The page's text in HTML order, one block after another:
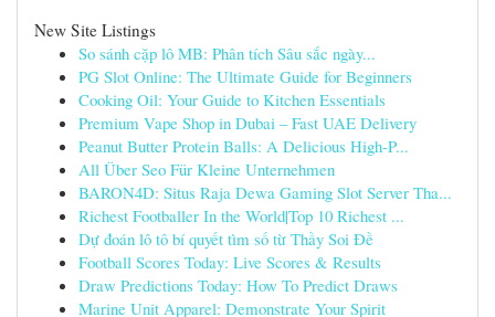
New Site Listings
So sánh cặp lô MB: Phân tích Sâu sắc ngày...
PG Slot Online: The Ultimate Guide for Beginners
Cooking Oil: Your Guide to Kitchen Essentials
Premium Vape Shop in Dubai – Fast UAE Delivery
Peanut Butter Protein Balls: A Delicious High-P...
All Über Seo Für Kleine Unternehmen
BARON4D: Situs Raja Dewa Gaming Slot Server Tha...
Richest Footballer In the World|Top 10 Richest ...
Dự đoán lô tô bí quyết tìm số từ Thầy Soi Đề
Football Scores Today: Live Scores & Results
Draw Predictions Today: How To Predict Draws
Marine Unit Apparel: Demonstrate Your Spirit